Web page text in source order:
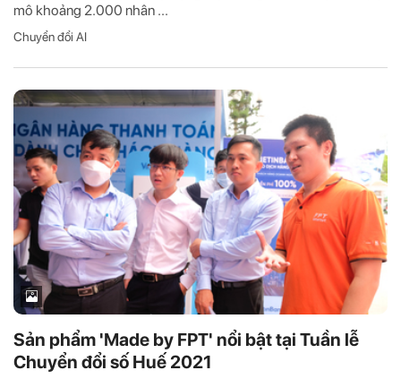
mô khoảng 2.000 nhân ...
Chuyển đổi AI
Sản phẩm 'Made by FPT' nổi bật tại Tuần lễ
Chuyển đổi số Huế 2021